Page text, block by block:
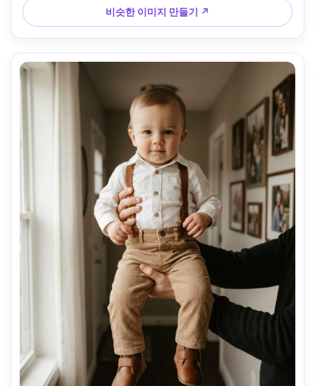
사실감, 편안한 하루 종말 감정 --ar 4:5
비슷한 이미지 만들기 ↗